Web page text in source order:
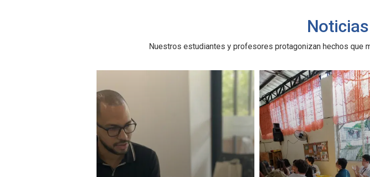
Noticias
Nuestros estudiantes y profesores protagonizan hechos que